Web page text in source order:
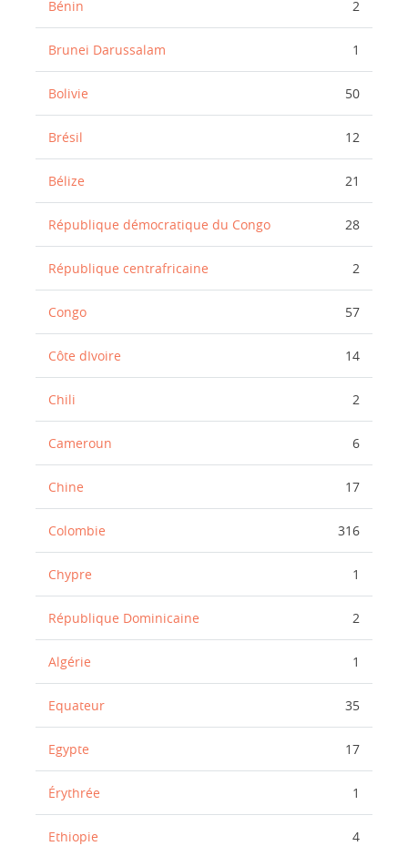
Bénin 2
Brunei Darussalam 1
Bolivie 50
Brésil 12
Bélize 21
République démocratique du Congo 28
République centrafricaine 2
Congo 57
Côte dIvoire 14
Chili 2
Cameroun 6
Chine 17
Colombie 316
Chypre 1
République Dominicaine 2
Algérie 1
Equateur 35
Egypte 17
Érythrée 1
Ethiopie 4